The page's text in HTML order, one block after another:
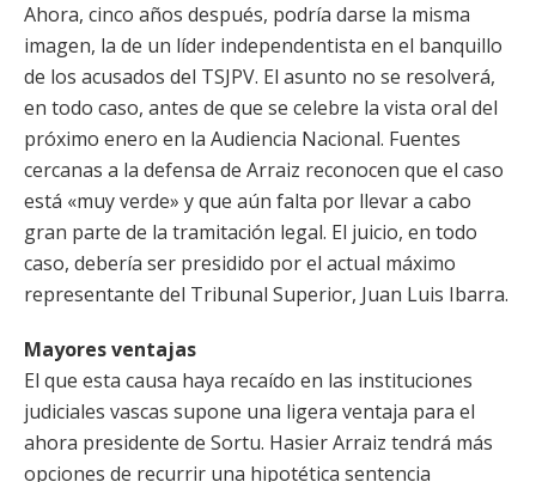
Ahora, cinco años después, podría darse la misma
imagen, la de un líder independentista en el banquillo
de los acusados del TSJPV. El asunto no se resolverá,
en todo caso, antes de que se celebre la vista oral del
próximo enero en la Audiencia Nacional. Fuentes
cercanas a la defensa de Arraiz reconocen que el caso
está «muy verde» y que aún falta por llevar a cabo
gran parte de la tramitación legal. El juicio, en todo
caso, debería ser presidido por el actual máximo
representante del Tribunal Superior, Juan Luis Ibarra.
Mayores ventajas
El que esta causa haya recaído en las instituciones
judiciales vascas supone una ligera ventaja para el
ahora presidente de Sortu. Hasier Arraiz tendrá más
opciones de recurrir una hipotética sentencia